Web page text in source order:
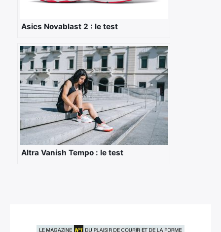
Asics Novablast 2 : le test
Altra Vanish Tempo : le test